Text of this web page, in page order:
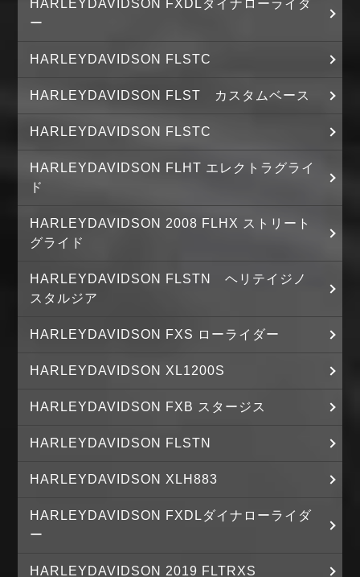
HARLEYDAVIDSON FXDLダイナローライダ
ー
HARLEYDAVIDSON FLSTC
HARLEYDAVIDSON FLST カスタムベース
HARLEYDAVIDSON FLSTC
HARLEYDAVIDSON FLHT エレクトラグライ
ド
HARLEYDAVIDSON 2008 FLHX ストリート
グライド
HARLEYDAVIDSON FLSTN ヘリテイジノ
スタルジア
HARLEYDAVIDSON FXS ローライダー
HARLEYDAVIDSON XL1200S
HARLEYDAVIDSON FXB スタージス
HARLEYDAVIDSON FLSTN
HARLEYDAVIDSON XLH883
HARLEYDAVIDSON FXDLダイナローライダ
ー
HARLEYDAVIDSON 2019 FLTRXS